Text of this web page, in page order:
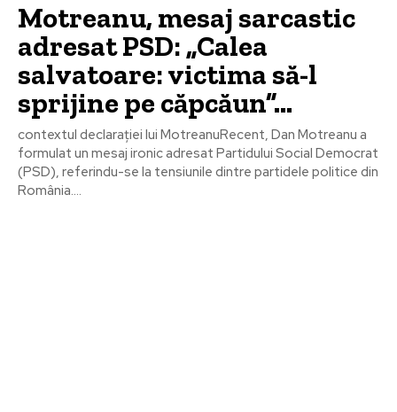
Motreanu, mesaj sarcastic
adresat PSD: „Calea
salvatoare: victima să-l
sprijine pe căpcăun”…
contextul declarației lui MotreanuRecent, Dan Motreanu a
formulat un mesaj ironic adresat Partidului Social Democrat
(PSD), referindu-se la tensiunile dintre partidele politice din
România....